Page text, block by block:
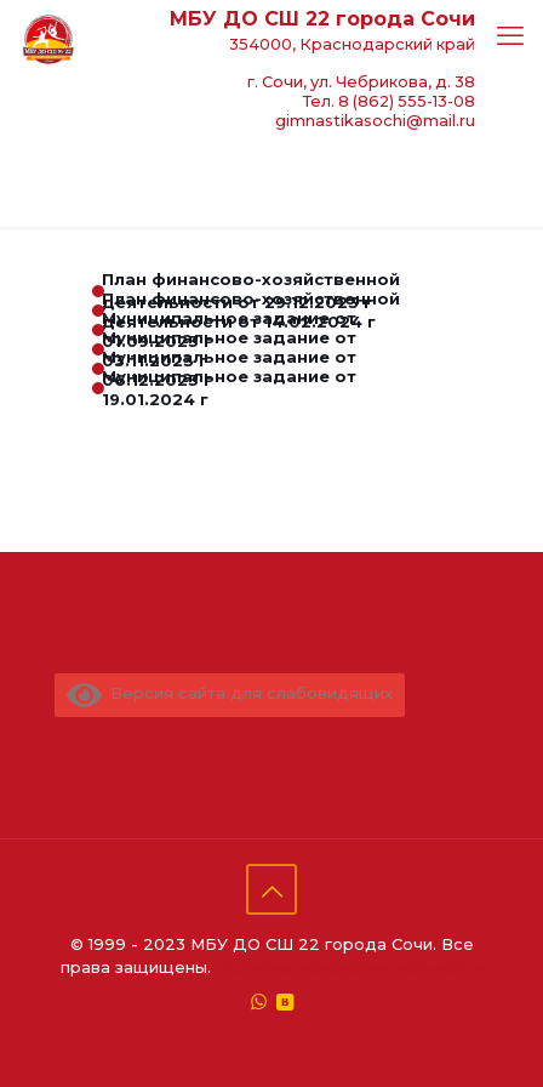
МБУ ДО СШ 22 города Сочи
354000, Краснодарский край
г. Сочи, ул. Чебрикова, д. 38
Тел. 8 (862) 555-13-08
gimnastikasochi@mail.ru
План финансово-хозяйственной
деятельности от 29.12.2023 г
План финансово-хозяйственной
деятельности от 14.02.2024 г
Муниципальное задание от
01.09.2023 г
Муниципальное задание от
03.11.2023 г
Муниципальное задание от
06.12.2023 г
Муниципальное задание от
19.01.2024 г
Версия сайта для слабовидящих
© 1999 - 2023 МБУ ДО СШ 22 города Сочи. Все
права защищены.